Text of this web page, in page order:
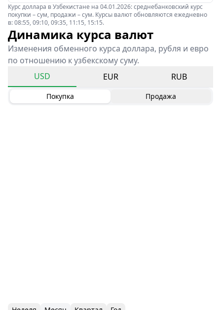
Курс доллара в Узбекистане на 04.01.2026: среднебанковский курс
покупки – сум, продажи – сум. Курсы валют обновляются ежедневно
в: 08:55, 09:10, 09:35, 11:15, 15:15.
Динамика курса валют
Изменения обменного курса доллара, рубля и евро
по отношению к узбекскому суму.
USD
EUR RUB
Покупка Продажа